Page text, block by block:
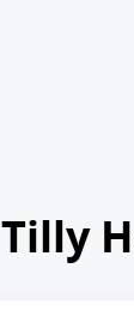
Tilly